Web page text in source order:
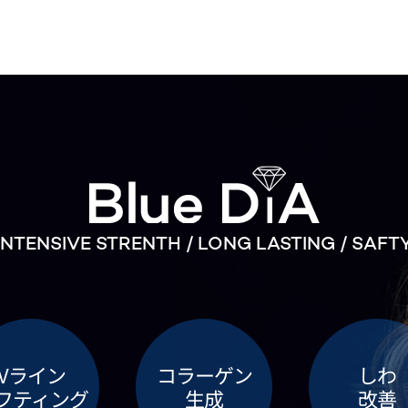
STRENTH / LONG LASTING /
ライン
ティング
コラーゲン
生成
しわ
改善